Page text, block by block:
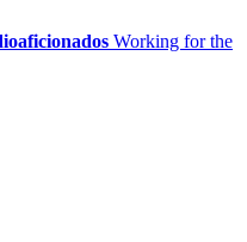
Working for the